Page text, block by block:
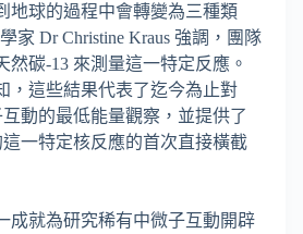
地球的過程中會轉變為三種類
家 Dr Christine Kraus 強調，團隊
然碳-13 來測量這一特定反應。
，這些結果代表了迄今為止對
動的最低能量觀察，並提供了
一特定核反應的首次直接橫截
成就為研究稀有中微子互動開辟